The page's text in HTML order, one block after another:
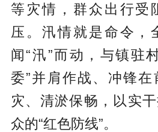
等灾情，群众出行受
压。汛情就是命令，
闻“汛”而动，与镇驻
委”并肩作战、冲锋
灾、清淤保畅，以实
众的“红色防线”。